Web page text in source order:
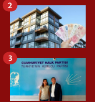
2
3